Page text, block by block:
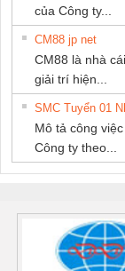
của Công ty...
CM88 jp net
CM88 là nhà
giải trí hiện...
SMC Tuyển 01
Mô tả công
Công ty theo...